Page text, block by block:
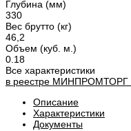
Глубина (мм)
330
Вес брутто (кг)
46,2
Объем (куб. м.)
0.18
Все характеристики
в реестре МИНПРОМТОРГ
Описание
Характеристики
Документы